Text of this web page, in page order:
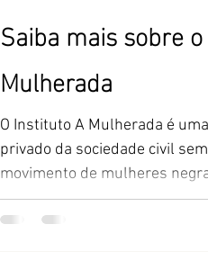
Saiba mais sobre
Mulherada
O Instituto A Mulherada é
privado da sociedade civil
movimento de mulheres